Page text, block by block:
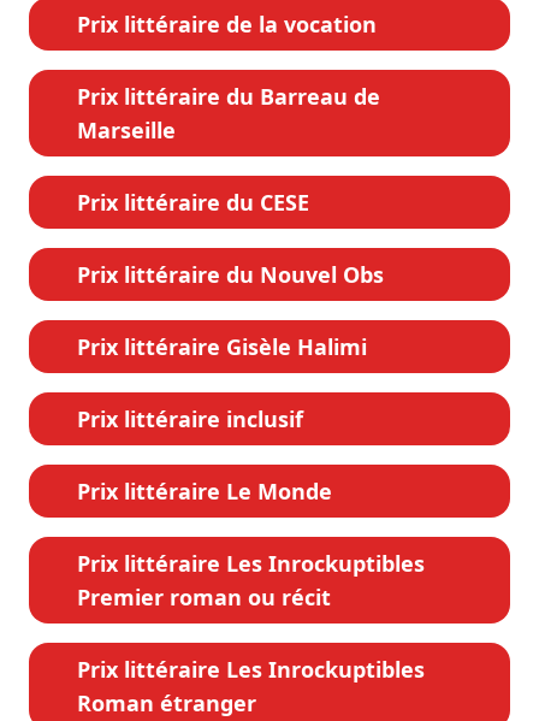
Prix littéraire de la vocation
Prix littéraire du Barreau de
Marseille
Prix littéraire du CESE
Prix littéraire du Nouvel Obs
Prix littéraire Gisèle Halimi
Prix littéraire inclusif
Prix littéraire Le Monde
Prix littéraire Les Inrockuptibles
Premier roman ou récit
Prix littéraire Les Inrockuptibles
Roman étranger